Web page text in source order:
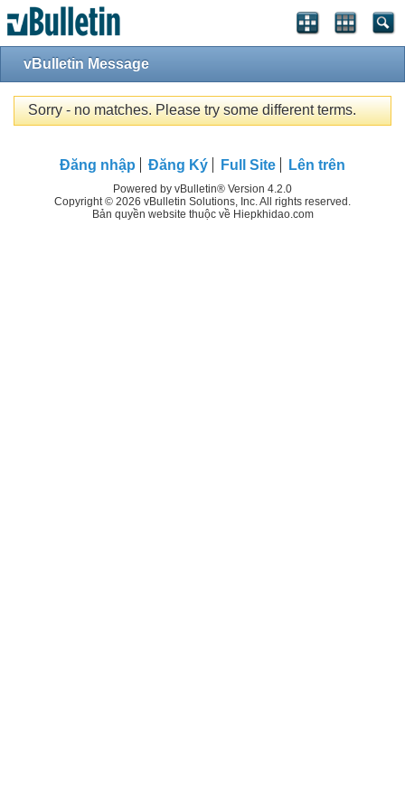
vBulletin Message
Sorry - no matches. Please try some different terms.
Đăng nhập Đăng Ký Full Site Lên trên
Powered by vBulletin® Version 4.2.0
Copyright © 2026 vBulletin Solutions, Inc. All rights reserved.
Bản quyền website thuộc về Hiepkhidao.com